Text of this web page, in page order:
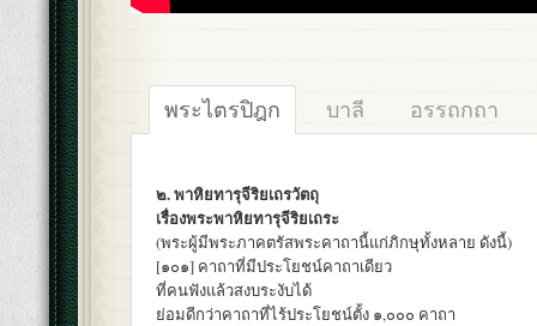
พระไตรปิฎก บาลี อรรถกถา
๒. พาหิยทารุจีริยเถรวัตถุ
เรื่องพระพาหิยทารุจีริยเถระ
(พระผู้มีพระภาคตรัสพระคาถานี้แก่ภิกษุทั้งหลาย ดังนี้)
[๑๐๑] คาถาที่มีประโยชน์คาถาเดียว
ที่คนฟังแล้วสงบระงับได้
ย่อมดีกว่าคาถาที่ไร้ประโยชน์ตั้ง ๑,๐๐๐ คาถา